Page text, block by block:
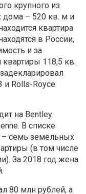
крупного из
дома – 520 кв. м и
квартира
в России,
и за
118,5 кв.
и Rolls-Royce
на Bentley
В списке
семь земельных
(в том числе
За 2018 год жена
80 млн рублей, а